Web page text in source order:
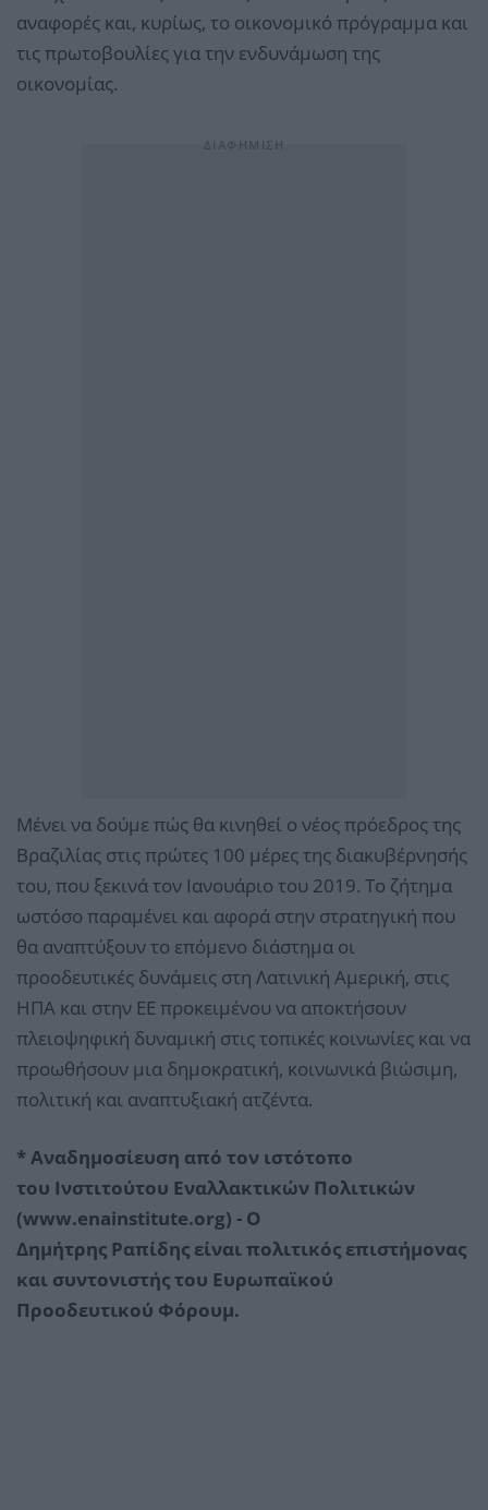
αναφορές και, κυρίως, το οικονομικό πρόγραμμα και
τις πρωτοβουλίες για την ενδυνάμωση της
οικονομίας.
Μένει να δούμε πώς θα κινηθεί ο νέος πρόεδρος της
Βραζιλίας στις πρώτες 100 μέρες της διακυβέρνησής
του, που ξεκινά τον Ιανουάριο του 2019. Το ζήτημα
ωστόσο παραμένει και αφορά στην στρατηγική που
θα αναπτύξουν το επόμενο διάστημα οι
προοδευτικές δυνάμεις στη Λατινική Αμερική, στις
ΗΠΑ και στην ΕΕ προκειμένου να αποκτήσουν
πλειοψηφική δυναμική στις τοπικές κοινωνίες και να
προωθήσουν μια δημοκρατική, κοινωνικά βιώσιμη,
πολιτική και αναπτυξιακή ατζέντα.
* Αναδημοσίευση από τον ιστότοπο
του Ινστιτούτου Εναλλακτικών Πολιτικών
(www.enainstitute.org) - Ο
Δημήτρης Ραπίδης είναι πολιτικός επιστήμονας
και συντονιστής του Ευρωπαϊκού
Προοδευτικού Φόρουμ.